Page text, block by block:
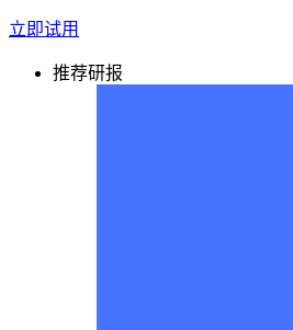
立即试用
推荐研报